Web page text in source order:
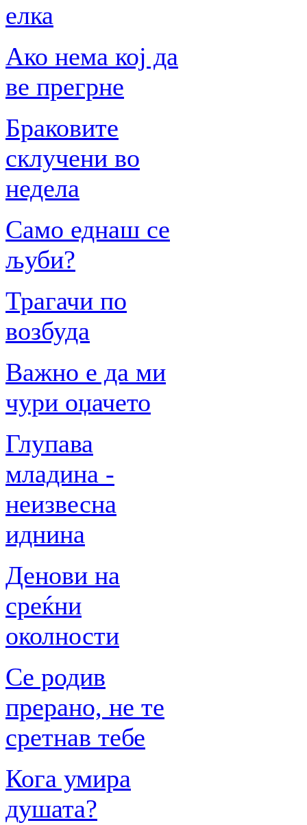
елка
Ако нема кој да
ве прегрне
Браковите
склучени во
недела
Само еднаш се
љуби?
Трагачи по
возбуда
Важно е да ми
чури оџачето
Глупава
младина -
неизвесна
иднина
Денови на
среќни
околности
Се родив
прерано, не те
сретнав тебе
Кога умира
душата?